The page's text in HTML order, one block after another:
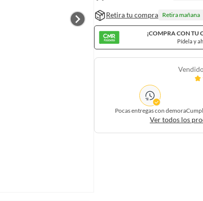
Retira tu compra Retira mañana
¡COMPRA CON TU
Pídela y
Pocas entregas con demora
Ver todos los